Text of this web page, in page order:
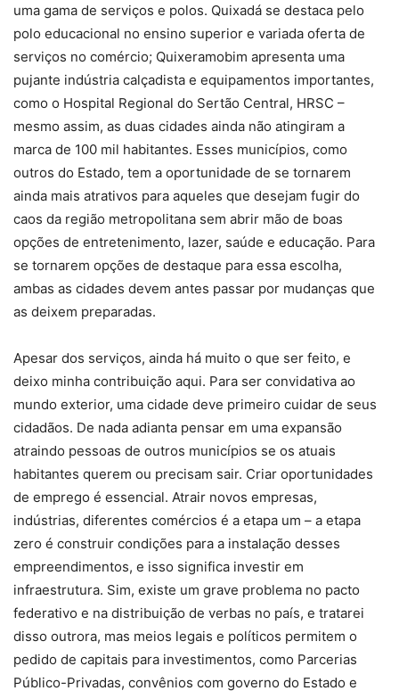
uma gama de serviços e polos. Quixadá se destaca pelo
polo educacional no ensino superior e variada oferta de
serviços no comércio; Quixeramobim apresenta uma
pujante indústria calçadista e equipamentos importantes,
como o Hospital Regional do Sertão Central, HRSC –
mesmo assim, as duas cidades ainda não atingiram a
marca de 100 mil habitantes. Esses municípios, como
outros do Estado, tem a oportunidade de se tornarem
ainda mais atrativos para aqueles que desejam fugir do
caos da região metropolitana sem abrir mão de boas
opções de entretenimento, lazer, saúde e educação. Para
se tornarem opções de destaque para essa escolha,
ambas as cidades devem antes passar por mudanças que
as deixem preparadas.
Apesar dos serviços, ainda há muito o que ser feito, e
deixo minha contribuição aqui. Para ser convidativa ao
mundo exterior, uma cidade deve primeiro cuidar de seus
cidadãos. De nada adianta pensar em uma expansão
atraindo pessoas de outros municípios se os atuais
habitantes querem ou precisam sair. Criar oportunidades
de emprego é essencial. Atrair novos empresas,
indústrias, diferentes comércios é a etapa um – a etapa
zero é construir condições para a instalação desses
empreendimentos, e isso significa investir em
infraestrutura. Sim, existe um grave problema no pacto
federativo e na distribuição de verbas no país, e tratarei
disso outrora, mas meios legais e políticos permitem o
pedido de capitais para investimentos, como Parcerias
Público-Privadas, convênios com governo do Estado e